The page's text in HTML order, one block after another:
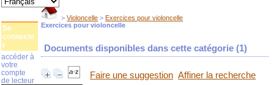
>Violoncelle >Exercices pour violoncelle
Exercices pour violoncelle
Documents disponibles dans cette catégorie (1)
Faire une suggestion Affiner la recherche
Se
connecte
r
accéder à
votre
compte
de lecteur